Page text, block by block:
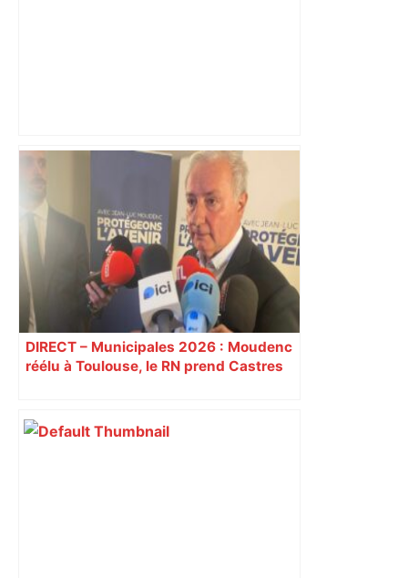
Après la fusion avec la liste PS
Toulouse, le candidat LFI salue "une
dynamique qui nous oblige à la
responsabilité" – Franceinfo
DIRECT – Municipales 2026 : Moudenc
réélu à Toulouse, le RN prend Castres